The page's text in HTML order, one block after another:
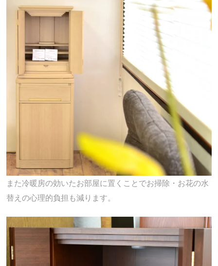
また冷暖房の効いたお部屋に置くことでお掃除・お花の水
替えの心理的負担も減ります。